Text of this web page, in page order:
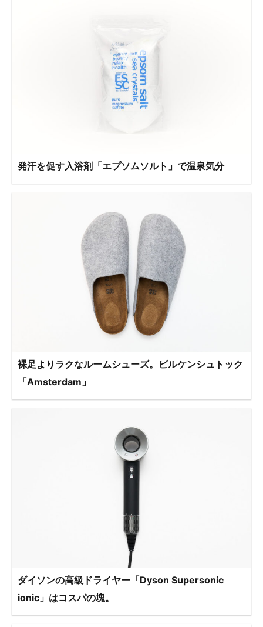
発汗を促す入浴剤「エプソムソルト」で温泉気分
裸足よりラクなルームシューズ。ビルケンシュトック
「Amsterdam」
ダイソンの高級ドライヤー「Dyson Supersonic
ionic」はコスパの塊。